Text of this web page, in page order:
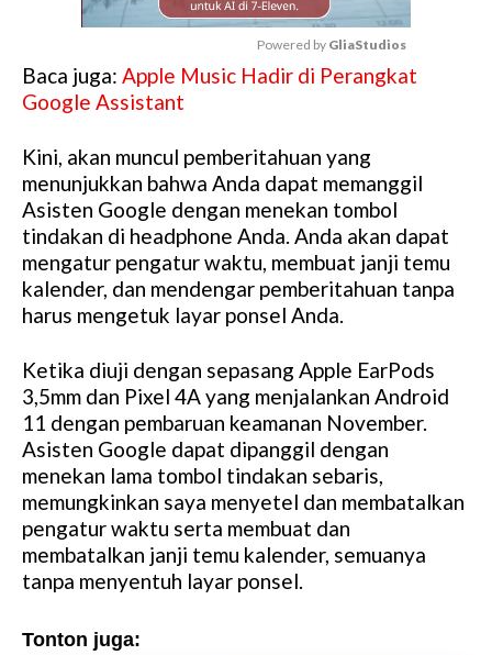
M
e
Powered by GliaStudios
Baca juga: Apple Music Hadir di Perangkat
Google Assistant
Kini, akan muncul pemberitahuan yang
menunjukkan bahwa Anda dapat memanggil
Asisten Google dengan menekan tombol
tindakan di headphone Anda. Anda akan dapat
mengatur pengatur waktu, membuat janji temu
kalender, dan mendengar pemberitahuan tanpa
harus mengetuk layar ponsel Anda.
Ketika diuji dengan sepasang Apple EarPods
3,5mm dan Pixel 4A yang menjalankan Android
11 dengan pembaruan keamanan November.
Asisten Google dapat dipanggil dengan
menekan lama tombol tindakan sebaris,
memungkinkan saya menyetel dan membatalkan
pengatur waktu serta membuat dan
membatalkan janji temu kalender, semuanya
tanpa menyentuh layar ponsel.
Tonton juga: